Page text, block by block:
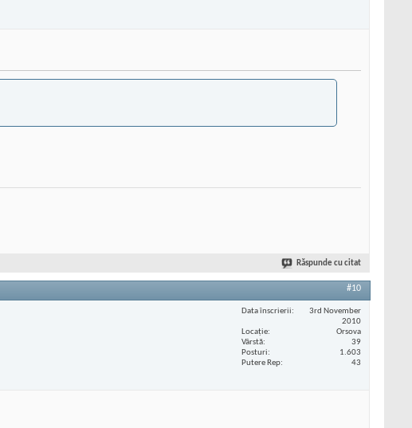
Răspunde cu citat
#10
Data înscrierii
3rd November
2010
Locaţie
Orsova
Vârstă
39
Posturi
1.603
Putere Rep
43